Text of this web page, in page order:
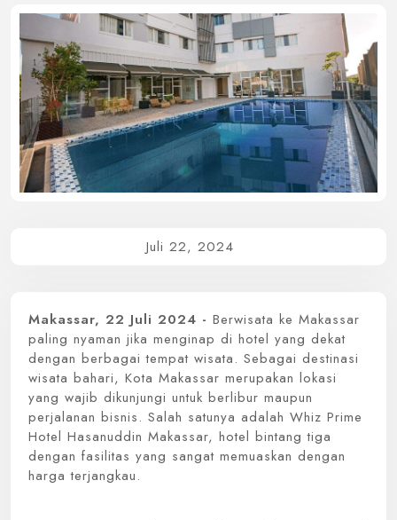
Whiz Prime Hotel Hasanuddin Makassar
Whiz Prime Hotel Sudirman Makassar
Whiz Prime Hotel Megamas Manado
Whiz Luxe Hotel
Grand Whiz Hotel
Whiz Prime Hotel
Whiz Hotel
Whiz Capsule Hotel
Swift Inn Aeropolis
Juli 22, 2024
Makassar, 22 Juli 2024 - Berwisata ke Makassar
paling nyaman jika menginap di hotel yang dekat
dengan berbagai tempat wisata. Sebagai destinasi
wisata bahari, Kota Makassar merupakan lokasi
yang wajib dikunjungi untuk berlibur maupun
perjalanan bisnis. Salah satunya adalah Whiz Prime
Hotel Hasanuddin Makassar, hotel bintang tiga
dengan fasilitas yang sangat memuaskan dengan
harga terjangkau.